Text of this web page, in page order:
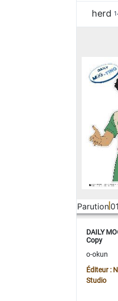
herd
Parution
DAILY
Copy
o-okun
Éditeur :
Studio